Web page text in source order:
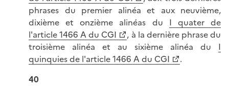
phrases du premier alinéa et aux neuvième,
dixième et onzième alinéas du I quater de
l'article 1466 A du CGI
, à la dernière phrase du
troisième alinéa et au sixième alinéa du I
quinquies de l'article 1466 A du CGI
.
40